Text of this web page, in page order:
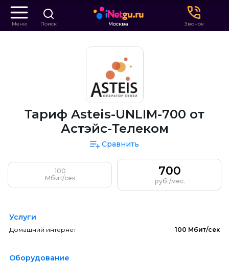
Меню Поиск Москва Звонок
Тариф Asteis-UNLIM-700 от
Астэйс-Телеком
Сравнить
100
Мбит/сек
700
руб./мес.
Услуги
Домашний интернет 100 Мбит/сек
Оборудование